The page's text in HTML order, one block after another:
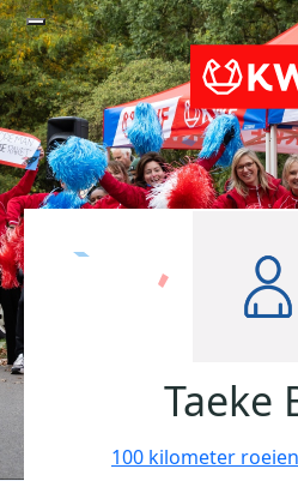
Taeke
100 kilometer